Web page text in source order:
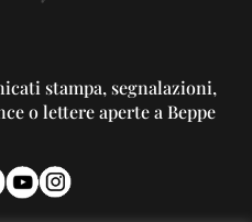
stampa, segnalazioni,
o lettere aperte a Beppe